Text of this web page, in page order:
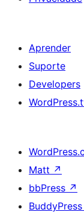
Aprender
Suporte
Developers
Matt ↗
bbPress ↗
BuddyPress